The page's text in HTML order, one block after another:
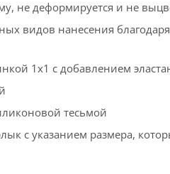
не деформируется и не
видов нанесения
1x1 с добавлением
тесьмой
с указанием размера,